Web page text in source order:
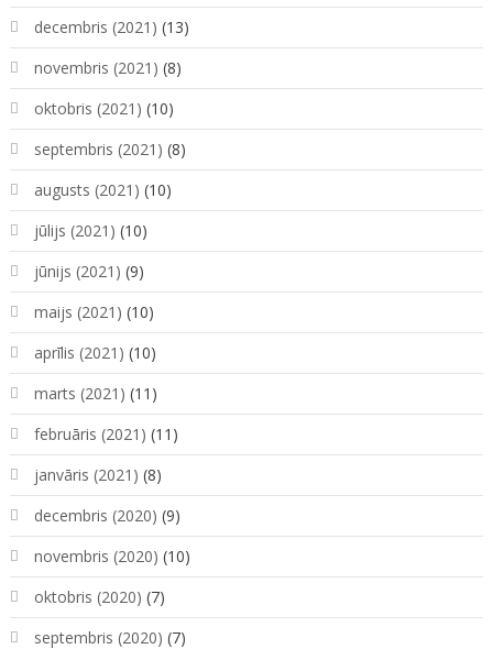
decembris (2021) (13)
novembris (2021) (8)
oktobris (2021) (10)
septembris (2021) (8)
augusts (2021) (10)
jūlijs (2021) (10)
jūnijs (2021) (9)
maijs (2021) (10)
aprīlis (2021) (10)
marts (2021) (11)
februāris (2021) (11)
janvāris (2021) (8)
decembris (2020) (9)
novembris (2020) (10)
oktobris (2020) (7)
septembris (2020) (7)